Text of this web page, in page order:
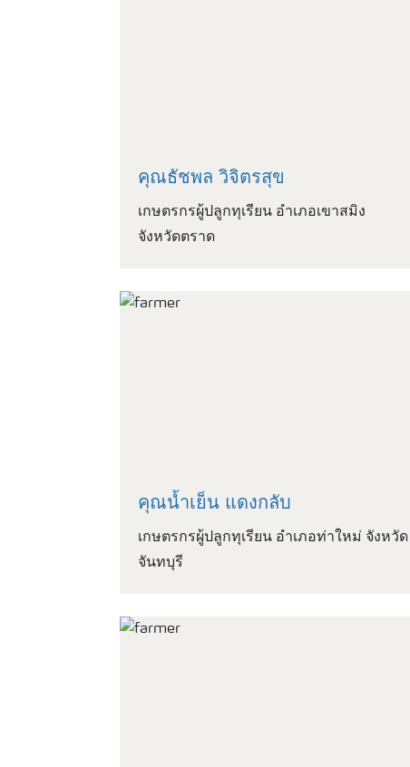
คุณธัชพล วิจิตรสุข
เกษตรกรผู้ปลูกทุเรียน อำเภอเขาสมิง
จังหวัดตราด
คุณน้ำเย็น แดงกลับ
เกษตรกรผู้ปลูกทุเรียน อำเภอท่าใหม่ จังหวัด
จันทบุรี